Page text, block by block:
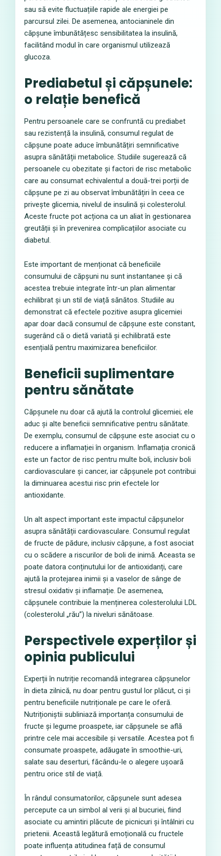
sau să evite fluctuațiile rapide ale energiei pe
parcursul zilei. De asemenea, antocianinele din
căpșune îmbunătățesc sensibilitatea la insulină,
facilitând modul în care organismul utilizează
glucoza.
Prediabetul și căpșunele:
o relație benefică
Pentru persoanele care se confruntă cu prediabet
sau rezistență la insulină, consumul regulat de
căpșune poate aduce îmbunătățiri semnificative
asupra sănătății metabolice. Studiile sugerează că
persoanele cu obezitate și factori de risc metabolic
care au consumat echivalentul a două-trei porții de
căpșune pe zi au observat îmbunătățiri în ceea ce
privește glicemia, nivelul de insulină și colesterolul.
Aceste fructe pot acționa ca un aliat în gestionarea
greutății și în prevenirea complicațiilor asociate cu
diabetul.
Este important de menționat că beneficiile
consumului de căpșuni nu sunt instantanee și că
acestea trebuie integrate într-un plan alimentar
echilibrat și un stil de viață sănătos. Studiile au
demonstrat că efectele pozitive asupra glicemiei
apar doar dacă consumul de căpșune este constant,
sugerând că o dietă variată și echilibrată este
esențială pentru maximizarea beneficiilor.
Beneficii suplimentare
pentru sănătate
Căpșunele nu doar că ajută la controlul glicemiei; ele
aduc și alte beneficii semnificative pentru sănătate.
De exemplu, consumul de căpșune este asociat cu o
reducere a inflamației în organism. Inflamația cronică
este un factor de risc pentru multe boli, inclusiv boli
cardiovasculare și cancer, iar căpșunele pot contribui
la diminuarea acestui risc prin efectele lor
antioxidante.
Un alt aspect important este impactul căpșunelor
asupra sănătății cardiovasculare. Consumul regulat
de fructe de pădure, inclusiv căpșune, a fost asociat
cu o scădere a riscurilor de boli de inimă. Aceasta se
poate datora conținutului lor de antioxidanți, care
ajută la protejarea inimii și a vaselor de sânge de
stresul oxidativ și inflamație. De asemenea,
căpșunele contribuie la menținerea colesterolului LDL
(colesterolul „rău”) la niveluri sănătoase.
Perspectivele experților și
opinia publicului
Experții în nutriție recomandă integrarea căpșunelor
în dieta zilnică, nu doar pentru gustul lor plăcut, ci și
pentru beneficiile nutriționale pe care le oferă.
Nutriționiștii subliniază importanța consumului de
fructe și legume proaspete, iar căpșunele se află
printre cele mai accesibile și versatile. Acestea pot fi
consumate proaspete, adăugate în smoothie-uri,
salate sau deserturi, făcându-le o alegere ușoară
pentru orice stil de viață.
În rândul consumatorilor, căpșunele sunt adesea
percepute ca un simbol al verii și al bucuriei, fiind
asociate cu amintiri plăcute de picnicuri și întâlniri cu
prietenii. Această legătură emoțională cu fructele
poate influența atitudinea față de consumul